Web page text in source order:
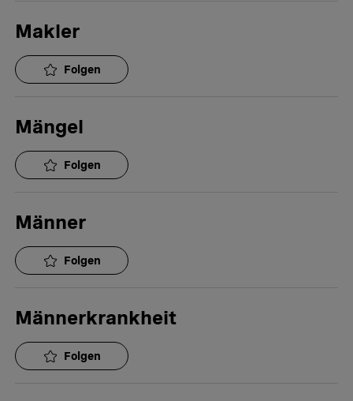
Makler
Folgen
Mängel
Folgen
Männer
Folgen
Männerkrankheit
Folgen